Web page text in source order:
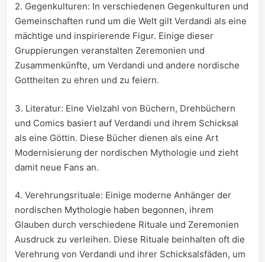
2. Gegenkulturen: In verschiedenen Gegenkulturen und
Gemeinschaften rund um die Welt gilt Verdandi als eine
mächtige und inspirierende Figur. Einige dieser
Gruppierungen veranstalten Zeremonien und
Zusammenkünfte, um Verdandi und andere nordische
Gottheiten zu ehren und zu feiern.
3. Literatur: Eine Vielzahl von Büchern, Drehbüchern
und Comics basiert auf Verdandi und ihrem Schicksal
als eine Göttin. Diese Bücher dienen als eine Art
Modernisierung der nordischen Mythologie und zieht
damit neue Fans an.
4. Verehrungsrituale: Einige moderne Anhänger der
nordischen Mythologie haben begonnen, ihrem
Glauben durch verschiedene Rituale und Zeremonien
Ausdruck zu verleihen. Diese Rituale beinhalten oft die
Verehrung von Verdandi und ihrer Schicksalsfäden, um